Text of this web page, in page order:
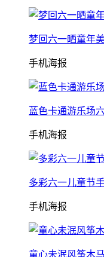
梦回六一晒童年
手机海报
蓝色卡通游乐场
手机海报
多彩六一儿童节
手机海报
童心未泯风筝木